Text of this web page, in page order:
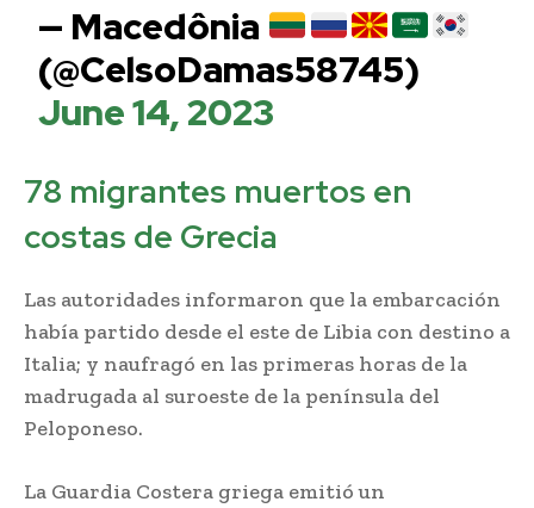
— Macedônia
(@CelsoDamas58745)
June 14, 2023
78 migrantes muertos en
costas de Grecia
Las autoridades informaron que la embarcación
había partido desde el este de Libia con destino a
Italia; y naufragó en las primeras horas de la
madrugada al suroeste de la península del
Peloponeso.
La Guardia Costera griega emitió un